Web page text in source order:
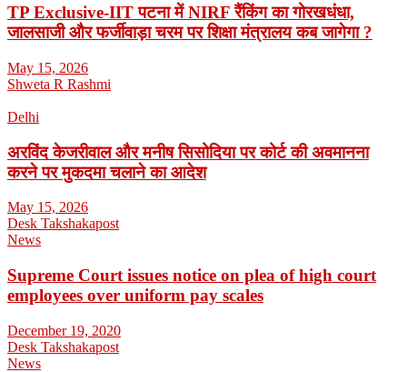
TP Exclusive-IIT पटना में NIRF रैंकिंग का गोरखधंधा,
जालसाजी और फर्जीवाड़ा चरम पर शिक्षा मंत्रालय कब जागेगा ?
May 15, 2026
Shweta R Rashmi
Delhi
अरविंद केजरीवाल और मनीष सिसोदिया पर कोर्ट की अवमानना
करने पर मुकदमा चलाने का आदेश
May 15, 2026
Desk Takshakapost
News
Supreme Court issues notice on plea of high court
employees over uniform pay scales
December 19, 2020
Desk Takshakapost
News